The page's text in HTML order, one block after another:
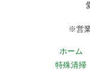
※営
ホーム
特殊清掃